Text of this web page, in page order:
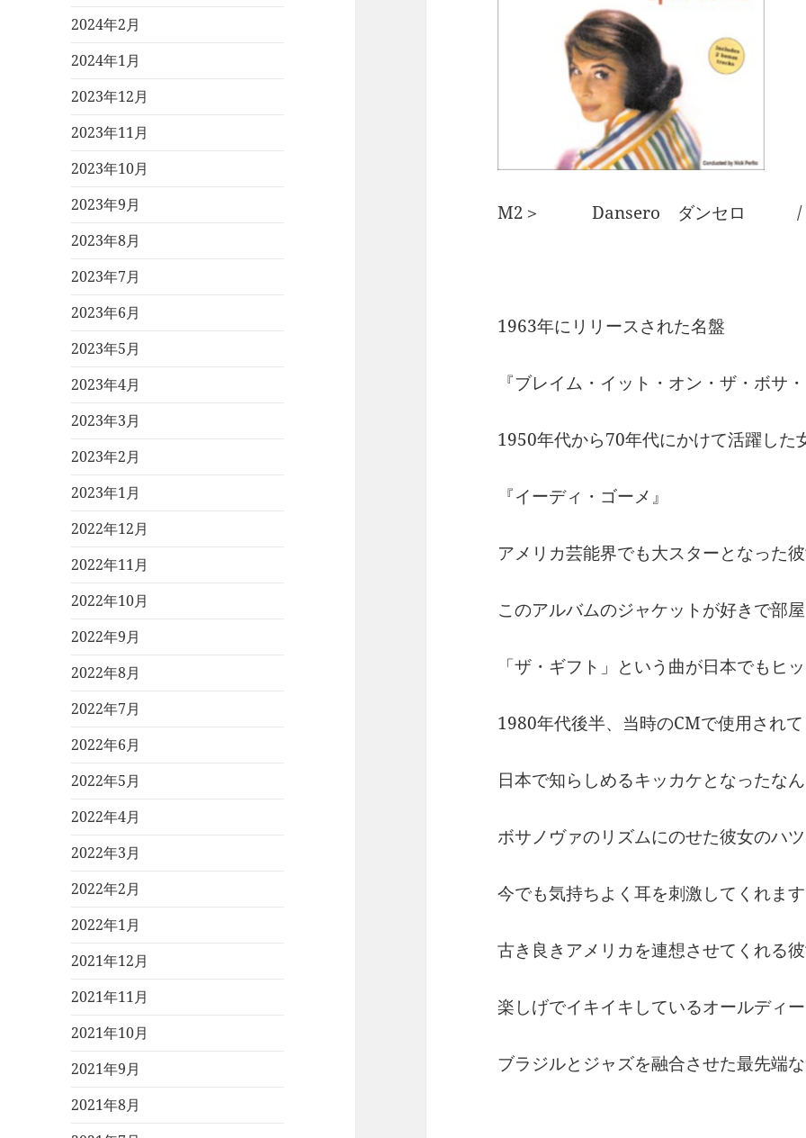
2024年2月
2024年1月
2023年12月
2023年11月
2023年10月
2023年9月
2023年8月
2023年7月
2023年6月
2023年5月
2023年4月
2023年3月
2023年2月
2023年1月
2022年12月
2022年11月
2022年10月
2022年9月
2022年8月
2022年7月
2022年6月
2022年5月
2022年4月
2022年3月
2022年2月
2022年1月
2021年12月
2021年11月
2021年10月
2021年9月
2021年8月
M2＞ Dansero ダンセロ / イ
1963年にリリースされた名盤
『ブレイム・イット・オン・ザ・ボサ
1950年代から70年代にかけて活躍した
『イーディ・ゴーメ』
アメリカ芸能界でも大スターとなった
このアルバムのジャケットが好きで部屋
「ザ・ギフト」という曲が日本でもヒッ
1980年代後半、当時のCMで使用され
日本で知らしめるキッカケとなったなん
ボサノヴァのリズムにのせた彼女のハツ
今でも気持ちよく耳を刺激してくれま
古き良きアメリカを連想させてくれる彼
楽しげでイキイキしているオールディー
ブラジルとジャズを融合させた最先端